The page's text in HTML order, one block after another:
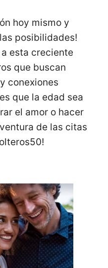
hoy mismo y
posibilidades!
esta creciente
que buscan
conexiones
que la edad sea
el amor o hacer
de las citas